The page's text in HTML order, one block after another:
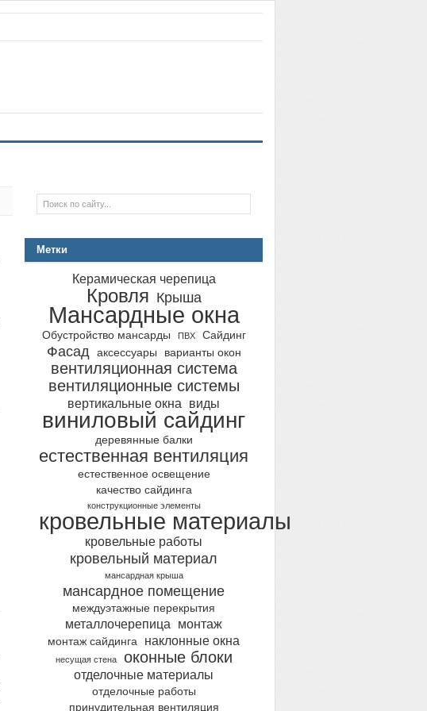
Метки
Керамическая черепица
Кровля Крыша
Мансардные окна
Обустройство мансарды ПВХ Сайдинг
Фасад аксессуары варианты окон
вентиляционная система
вентиляционные системы
вертикальные окна виды
виниловый сайдинг
деревянные балки
естественная вентиляция
естественное освещение
качество сайдинга
конструкционные элементы
кровельные материалы
кровельные работы
кровельный материал
мансардная крыша
мансардное помещение
междуэтажные перекрытия
металлочерепица монтаж
монтаж сайдинга наклонные окна
несущая стена оконные блоки
отделочные материалы
отделочные работы
принудительная вентиляция